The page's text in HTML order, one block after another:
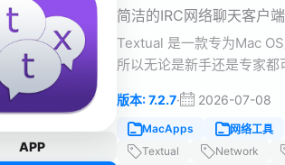
APP
简洁的IRC网络聊天客户端
Textual 是一款专为Mac
所以无论是新手还是专家
版本: 7.2.7· 2026-07-08
MacApps
网络工具
Textual
Network